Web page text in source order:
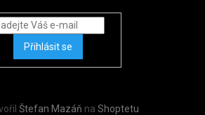
Přihlásit se
Štefan Mazáň na Shoptetu